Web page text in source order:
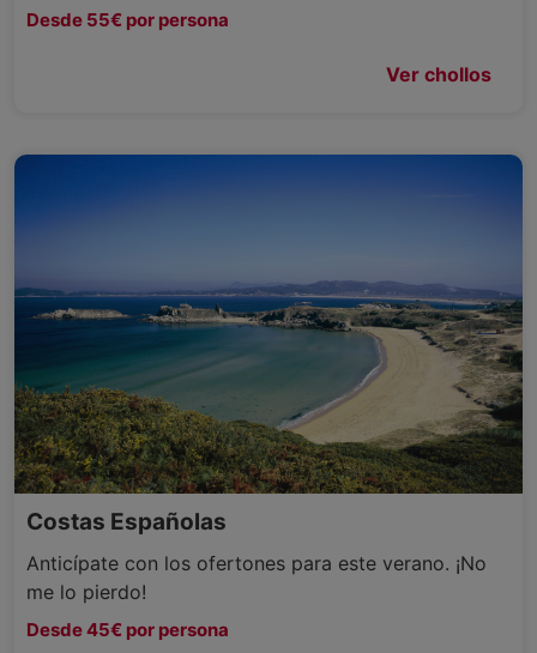
Desde 55€ por persona
Ver chollos
Costas Españolas
Anticípate con los ofertones para este verano. ¡No
me lo pierdo!
Desde 45€ por persona